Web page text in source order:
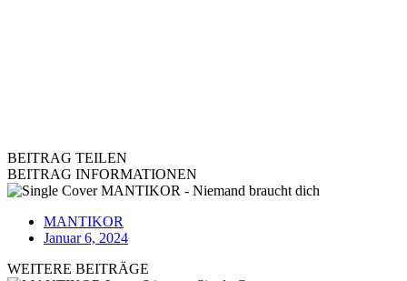
BEITRAG TEILEN
BEITRAG INFORMATIONEN
MANTIKOR
Januar 6, 2024
WEITERE BEITRÄGE